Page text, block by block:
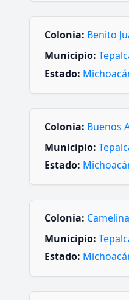
Colonia: Benito
Municipio:
Estado:
Colonia: Buenos
Municipio:
Estado:
Colonia:
Municipio:
Estado: